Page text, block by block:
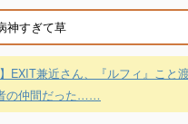
神すぎて草
】EXIT兼近さん、『ルフィ』こと
の仲間だった……